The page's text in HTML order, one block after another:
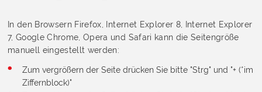
In den Browsern Firefox, Internet Explorer 8, Internet Explorer
7, Google Chrome, Opera und Safari kann die Seitengröße
manuell eingestellt werden:
Zum vergrößern der Seite drücken Sie bitte "Strg" und "+ (*im
Ziffernblock)"